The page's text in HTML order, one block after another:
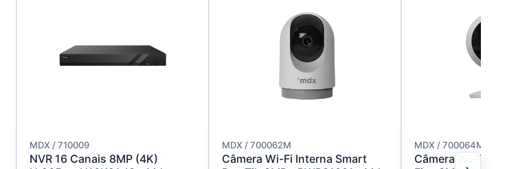
MDX / 710009
NVR 16 Canais 8MP (4K)
MDX / 700062M
Câmera Wi-Fi Interna Smart
MDX / 700064M
Câmera Wi-Fi